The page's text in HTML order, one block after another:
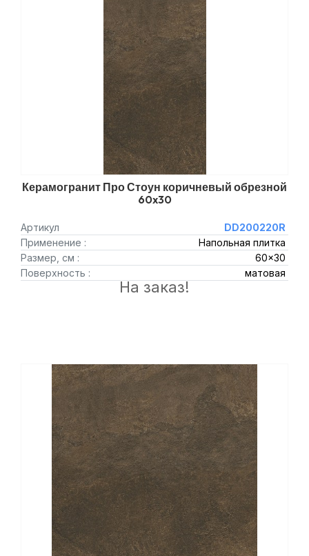
Керамогранит Про Стоун коричневый обрезной
60x30
Артикул
DD200220R
Применение :
Напольная плитка
Размер, см :
60x30
Поверхность :
матовая
На заказ!